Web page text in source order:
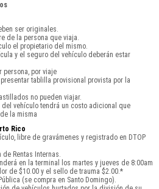
ser originales.
de la persona que viaja.
el propietario del mismo.
y el seguro del vehículo deberán estar
persona, por viaje
tablilla provisional provista por la
no pueden viajar.
vehículo tendrá un costo adicional que
la misma
Rico
libre de gravámenes y registrado en DTOP
de Rentas Internas.
en la terminal los martes y jueves de 8:00am
de $10.00 y el sello de trauma $2.00.*
(se compra en Santo Domingo).